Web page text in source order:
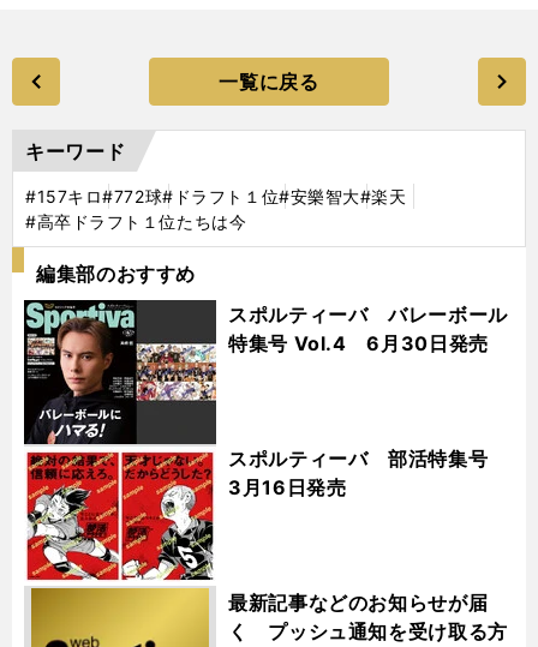
一覧に戻る
キーワード
#157キロ#772球#ドラフト１位#安樂智大#楽天
#高卒ドラフト１位たちは今
編集部のおすすめ
スポルティーバ バレーボール
特集号 Vol.4 6月30日発売
スポルティーバ 部活特集号
3月16日発売
最新記事などのお知らせが届
く プッシュ通知を受け取る方